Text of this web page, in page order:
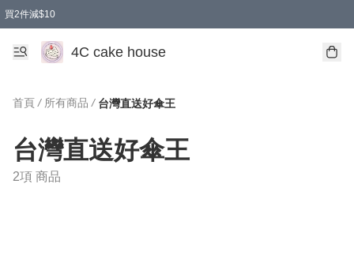
買2件減$10
任選兩件減$10
買兩盒減$10
買兩件減$10
買2件減$10
4C cake house
首頁 / 所有商品 / 台灣直送好傘王
台灣直送好傘王
2項 商品